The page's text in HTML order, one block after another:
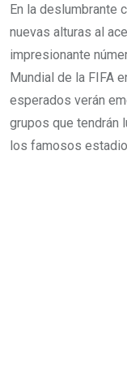
En la deslumbrante
nuevas alturas al
impresionante
Mundial de la FIFA
esperados verán
grupos que tendrán
los famosos